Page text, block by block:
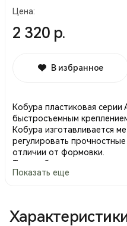
Цена:
2 320 р.
В избранное
Кобура пластиковая серии
быстросъемным
Кобура изготавливается
регулировать
отличии от формовки.
Таким образом изделие
нагрузки.
Показать еще